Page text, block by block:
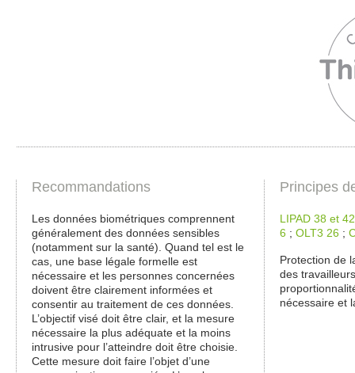
Recommandations
Les données biométriques comprennent
généralement des données sensibles
(notamment sur la santé). Quand tel est le
cas, une base légale formelle est
nécessaire et les personnes concernées
doivent être clairement informées et
consentir au traitement de ces données.
L’objectif visé doit être clair, et la mesure
nécessaire la plus adéquate et la moins
intrusive pour l’atteindre doit être choisie.
Cette mesure doit faire l’objet d’une
Principes
LIPAD 38 et 42
6 ; OLT3 26 ;
Protection de
des
nécessaire et